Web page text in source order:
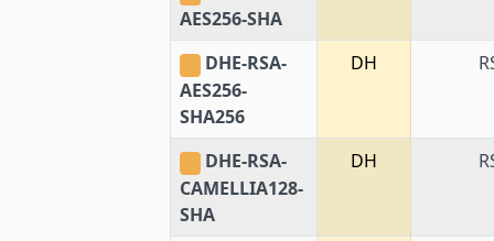
AES256-SHA
DHE-RSA-
AES256-
SHA256
DH
DHE-RSA-
CAMELLIA128-
SHA
DH